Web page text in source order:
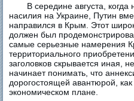
В середине августа,
насилия на Украине, Путин
направился в Крым. Этот
должен был
самые серьезные намерения
территориального
заголовков скрывается иная,
начинает понимать, что
дорогостоящей авантюрой,
экономическом плане.